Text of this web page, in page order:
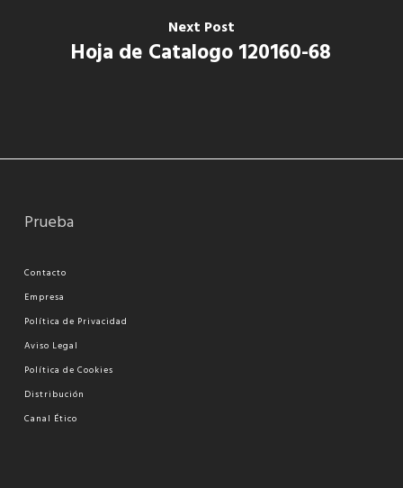
Next Post
Hoja de Catalogo 120160-68
Prueba
Contacto
Empresa
Política de Privacidad
Aviso Legal
Política de Cookies
Distribución
Canal Ético